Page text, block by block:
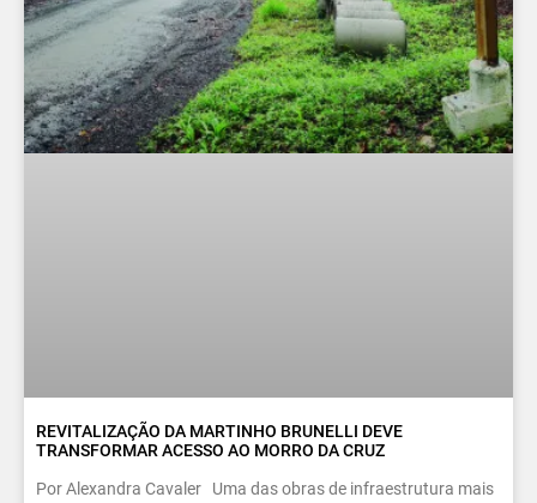
REVITALIZAÇÃO DA MARTINHO BRUNELLI DEVE
TRANSFORMAR ACESSO AO MORRO DA CRUZ
Por Alexandra Cavaler Uma das obras de infraestrutura mais